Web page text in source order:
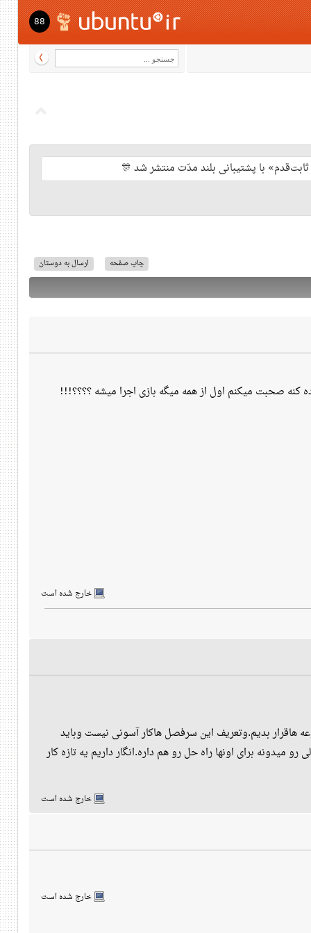
88
ارسال به دوستان چاپ صفحه
کنه صحبت میکنم اول از همه میگه بازی اجرا میشه ؟؟؟؟!!!
خارج شده است
بدیم.وتعریف این سرفصل هاکار آسونی نیست وباید
برای اونها راه حل رو هم داره.انگار داریم یه تازه کار
خارج شده است
خارج شده است